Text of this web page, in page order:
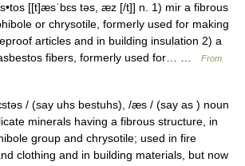
[[t]æsˈbɛs təs, æz [/t]] n. 1) mir a fibrous
or chrysotile, formerly used for making
articles and in building insulation 2) a
fibers, formerly used for… …
From
/ (say uhs bestuhs), /æs / (say as ) noun
minerals having a fibrous structure, in
group and chrysotile; used in fire
clothing and in building materials, but now